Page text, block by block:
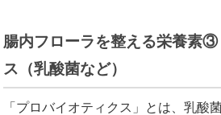
腸内フローラを整える栄養素③
ス（乳酸菌など）
「プロバイオティクス」とは、乳酸